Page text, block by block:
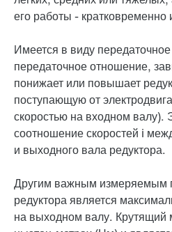
его работы -
Имеется в виду
передаточное отношение,
понижает или повышает
поступающую от
скоростью на входном валу).
соотношение скоростей i
и выходного вала редуктора.
Другим важным измеряемым
редуктора является
на выходном валу. Крутящий